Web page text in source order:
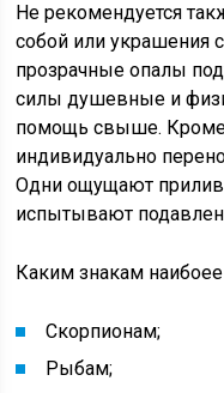
Не рекомендуется
собой или украшения
прозрачные опалы
силы душевные и
помощь свыше. Кроме
индивидуально
Одни ощущают прилив
испытывают
Каким знакам
Скорпионам;
Рыбам;